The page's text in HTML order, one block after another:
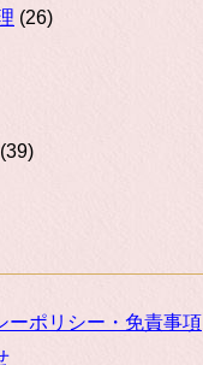
(26)
(39)
ーポリシー・免責事項